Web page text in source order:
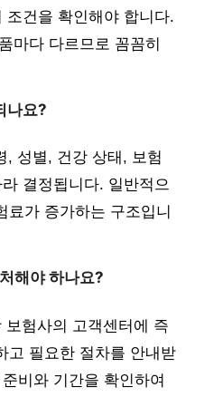
조건을 확인해야 합니다.
마다 다르므로 꼼꼼히
나요?
, 성별, 건강 상태, 보험
결정됩니다. 일반적으
료가 증가하는 구조입니
해야 하나요?
험사의 고객센터에 즉
고 필요한 절차를 안내받
비와 기간을 확인하여